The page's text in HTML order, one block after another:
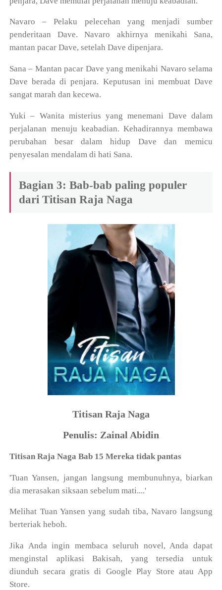
Navaro – Pelaku pelecehan yang menjadi sumber
penderitaan Dave. Navaro akhirnya menikahi Sana,
mantan pacar Dave, setelah Dave dipenjara.
Sana – Mantan pacar Dave yang menikahi Navaro selama
Dave berada di penjara. Keputusan ini membuat Dave
sangat marah dan kecewa.
Yuki – Wanita misterius yang menemani Dave dalam
perjalanan menuju keabadian. Kehadirannya membawa
perubahan besar dalam hidup Dave dan memicu
penyesalan mendalam di hati Sana.
Bagian 3: Bab-bab paling populer
dari Titisan Raja Naga
Titisan Raja Naga
Penulis: Zainal Abidin
Titisan Raja Naga Bab 15 Mereka tidak pantas
'Tuan Yansen, jangan langsung membunuhnya, biarkan
dia merasakan siksaan sebelum mati....'
Melihat Tuan Yansen yang sudah tiba, Navaro langsung
berteriak heboh.
Jika Anda ingin membaca seluruh novel, Anda dapat
menginstal aplikasi Bakisah, yang tersedia untuk
diunduh secara gratis di Google Play Store atau App
Store.